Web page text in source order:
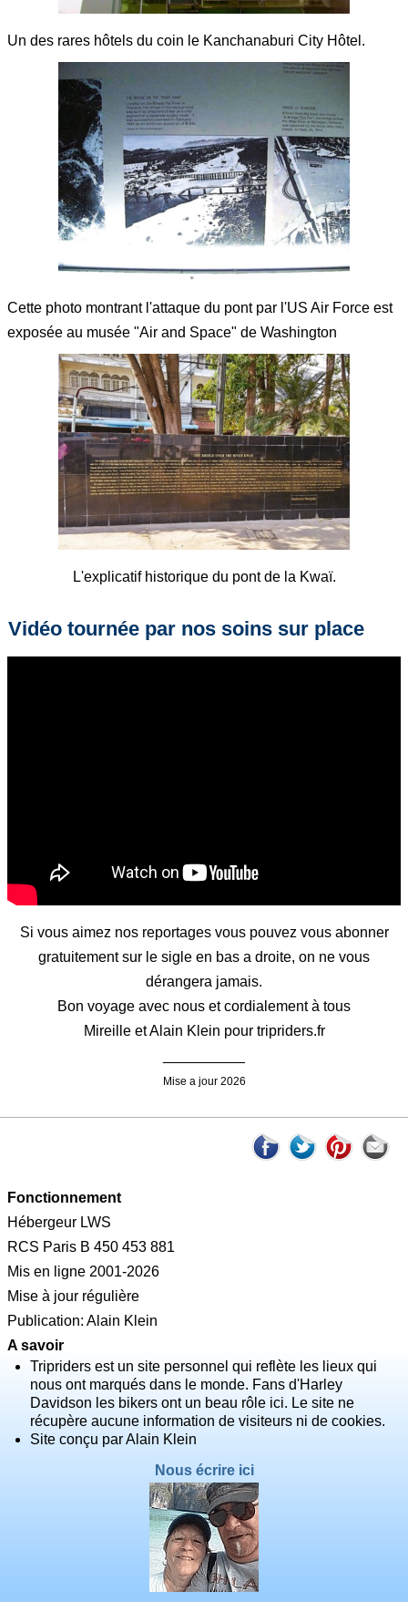
Un des rares hôtels du coin le Kanchanaburi City Hôtel.
Cette photo montrant l'attaque du pont par l'US Air Force est
exposée au musée "Air and Space" de Washington
L'explicatif historique du pont de la Kwaï.
Vidéo tournée par nos soins sur place
Si vous aimez nos reportages vous pouvez vous abonner
gratuitement sur le sigle en bas a droite, on ne vous
dérangera jamais.
Bon voyage avec nous et cordialement à tous
Mireille et Alain Klein pour tripriders.fr
Mise a jour 2026
Fonctionnement
Hébergeur LWS
RCS Paris B 450 453 881
Mis en ligne 2001-2026
Mise à jour régulière
Publication: Alain Klein
A savoir
Tripriders est un site personnel qui reflète les lieux qui
nous ont marqués dans le monde. Fans d'Harley
Davidson les bikers ont un beau rôle ici. Le site ne
récupère aucune information de visiteurs ni de cookies.
Site conçu par Alain Klein
Nous écrire ici